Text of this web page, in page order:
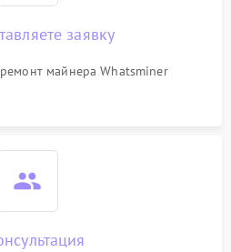
заявку
ремонт майнера Whatsminer